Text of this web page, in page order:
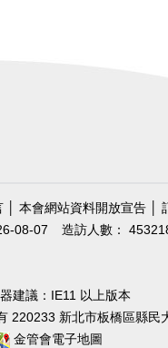
本會網站資料開放宣告
造訪人數：
08-07
建議：IE11 以上版本
220233 新北市板橋區縣民
金管會電子地圖